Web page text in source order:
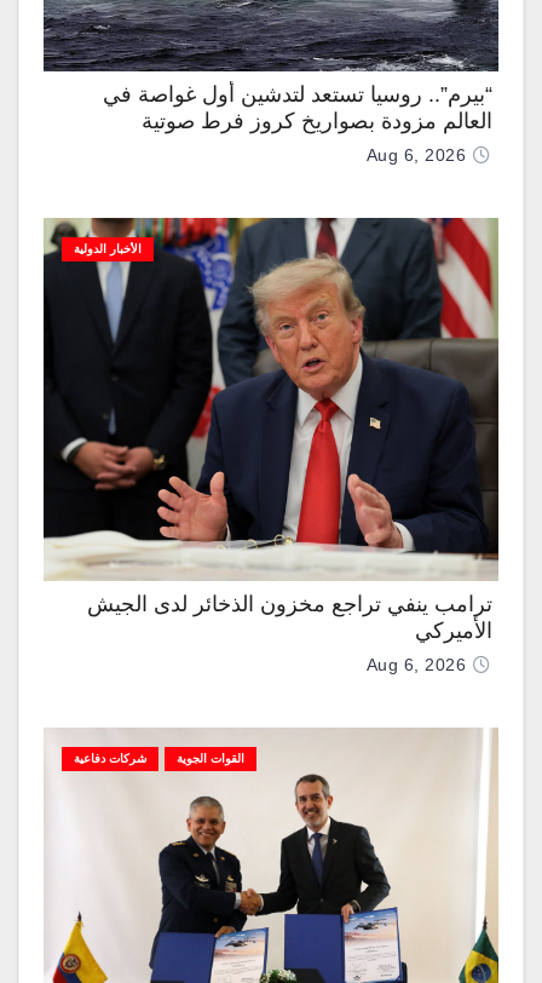
“بيرم”.. روسيا تستعد لتدشين أول غواصة في
العالم مزودة بصواريخ كروز فرط صوتية
Aug 6, 2026
الأخبار الدولية
ترامب ينفي تراجع مخزون الذخائر لدى الجيش
الأميركي
Aug 6, 2026
القوات الجوية شركات دفاعية